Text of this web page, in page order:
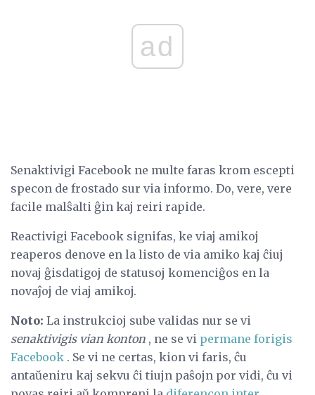
ad
Senaktivigi Facebook ne multe faras krom escepti
specon de frostado sur via informo. Do, vere, vere
facile malŝalti ĝin kaj reiri rapide.
Reactivigi Facebook signifas, ke viaj amikoj
reaperos denove en la listo de via amiko kaj ĉiuj
novaj ĝisdatigoj de statusoj komenciĝos en la
novaĵoj de viaj amikoj.
Noto: La instrukcioj sube validas nur se vi
senaktivigis vian konton , ne se vi permane forigis
Facebook . Se vi ne certas, kion vi faris, ĉu
antaŭeniru kaj sekvu ĉi tiujn paŝojn por vidi, ĉu vi